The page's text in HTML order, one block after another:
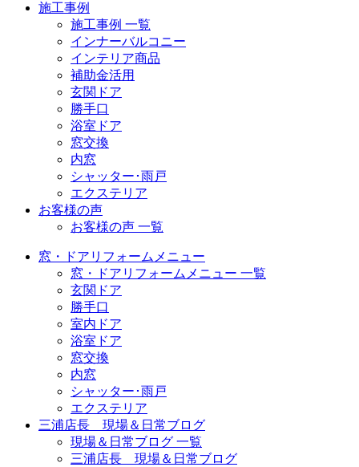
施工事例
施工事例 一覧
インナーバルコニー
インテリア商品
補助金活用
玄関ドア
勝手口
浴室ドア
窓交換
内窓
シャッター･雨戸
エクステリア
お客様の声
お客様の声 一覧
窓・ドアリフォームメニュー
窓・ドアリフォームメニュー 一覧
玄関ドア
勝手口
室内ドア
浴室ドア
窓交換
内窓
シャッター･雨戸
エクステリア
三浦店長 現場＆日常ブログ
現場＆日常ブログ 一覧
三浦店長 現場＆日常ブログ